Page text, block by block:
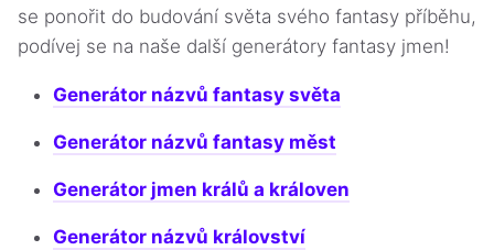
se ponořit do budování světa svého fantasy příběhu,
podívej se na naše další generátory fantasy jmen!
Generátor názvů fantasy světa
Generátor názvů fantasy měst
Generátor jmen králů a královen
Generátor názvů království